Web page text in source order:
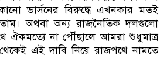
ভার্সনের বিরুদ্ধে এখনকার মতই
অথবা অন্য রাজনৈতিক দলগুলো
ঐকমত্যে না পৌঁছালে আমরা শুধুমাত্র
এই দাবি নিয়ে রাজপথে নামতে